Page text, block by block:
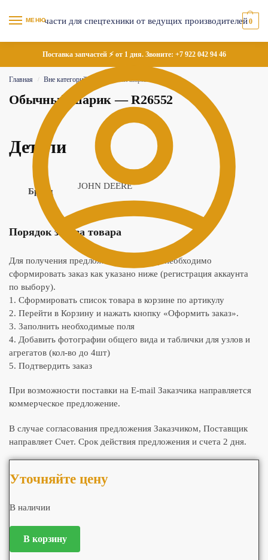
МЕНЮ 0
Поставка запчастей ⚡ от 1 дня. Звоните: +7 922 042 94 46
Главная / Вне категорий Обычный шарик — R26552
Обычный шарик — R26552
Детали
Бренд
JOHN DEERE
Порядок заказа товара
Для получения предложения по товару необходимо
сформировать заказ как указано ниже (регистрация аккаунта
по выбору).
1. Сформировать список товара в корзине по артикулу
2. Перейти в Корзину и нажать кнопку «Оформить заказ».
3. Заполнить необходимые поля
4. Добавить фотографии общего вида и таблички для узлов и
агрегатов (кол-во до 4шт)
5. Подтвердить заказ
При возможности поставки на E-mail Заказчика направляется
коммерческое предложение.
В случае согласования предложения Заказчиком, Поставщик
направляет Счет. Срок действия предложения и счета 2 дня.
Уточняйте цену
В наличии
В корзину